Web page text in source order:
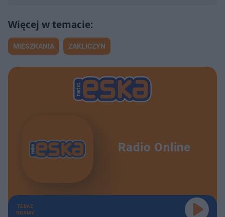
MIESZKANIA ZAKLICZYN
Radio Online
TERAZ
GRAMY